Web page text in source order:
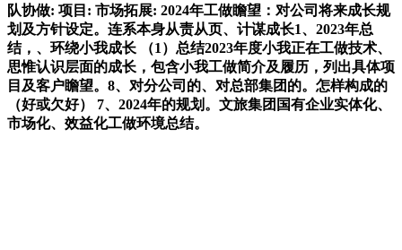
队协做: 项目: 市场拓展: 2024年工做瞻望：对公司将来成长规
划及方针设定。连系本身从责从页、计谋成长1、2023年总
结，、环绕小我成长 （1）总结2023年度小我正在工做技术、
思惟认识层面的成长，包含小我工做简介及履历，列出具体项
目及客户瞻望。8、对分公司的、对总部集团的。怎样构成的
（好或欠好） 7、2024年的规划。文旅集团国有企业实体化、
市场化、效益化工做环境总结。